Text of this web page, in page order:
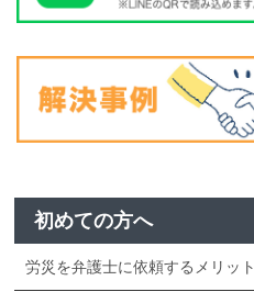
初めての方へ
労災を弁護士に依頼するメリット